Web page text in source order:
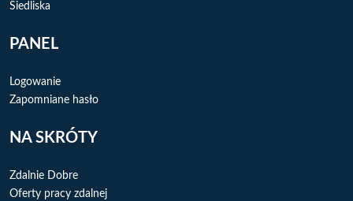
Siedliska
PANEL
Logowanie
Zapomniane hasło
NA SKRÓTY
Zdalnie Dobre
Oferty pracy zdalnej